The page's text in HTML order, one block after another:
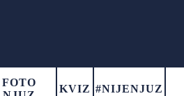
FOTO
KVIZ #NIJENJUZ